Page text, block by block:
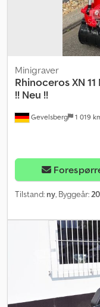
Gevelsberg 1 019
Minigraver
Rhinoceros XN
!! Neu !!
Tilstand: ny, Byggeår: